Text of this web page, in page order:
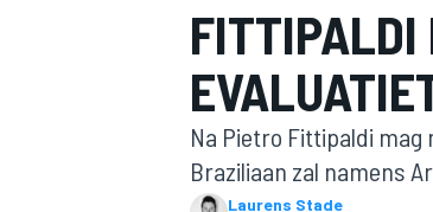
FITTIPALDI
Na Pietro Fittipaldi mag
Braziliaan zal namens
Laurens Stade